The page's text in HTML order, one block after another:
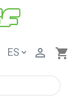
shopping_cart
